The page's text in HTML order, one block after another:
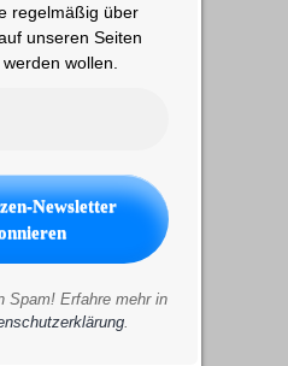
regelmäßig über
unseren Seiten
wollen.
Spam! Erfahre mehr in
.